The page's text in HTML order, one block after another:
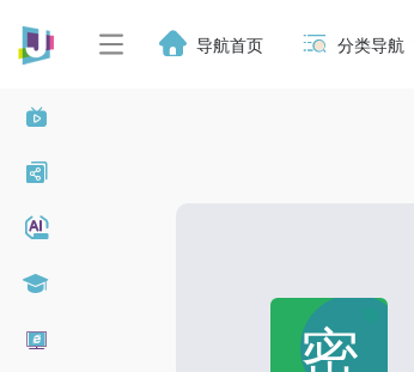
导航首页 分类导航